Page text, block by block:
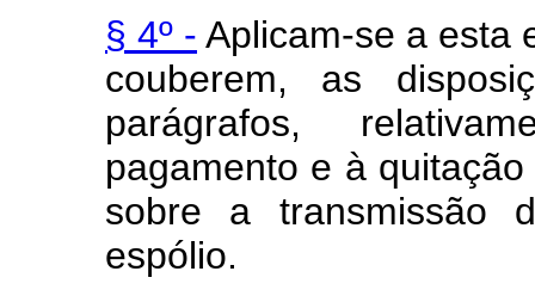
§ 4º - Aplicam-se a esta
couberem, as
parágrafos,
pagamento e à
sobre a transmissão
espólio.